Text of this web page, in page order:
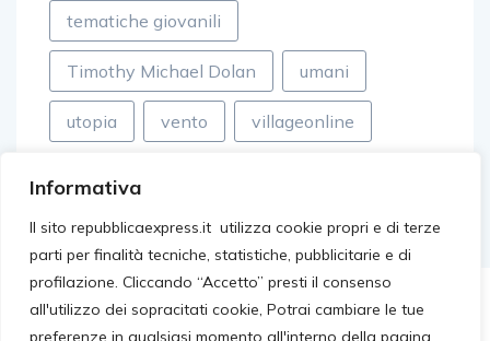
Informativa
Il sito repubblicaexpress.it utilizza cookie propri e di terze
parti per finalità tecniche, statistiche, pubblicitarie e di
profilazione. Cliccando “Accetto” presti il consenso
all'utilizzo dei sopracitati cookie, Potrai cambiare le tue
preferenze in qualsiasi momento all'interno della pagina
tematiche giovanili
Timothy Michael Dolan umani
utopia vento villageonline